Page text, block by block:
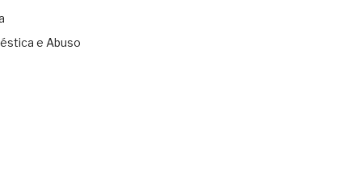
e Abuso